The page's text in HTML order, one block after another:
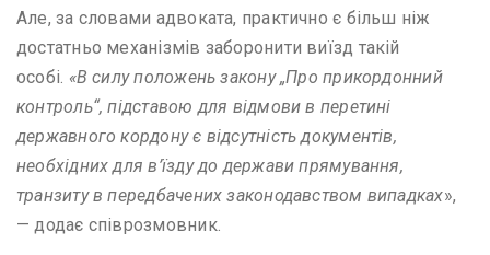
Але, за словами адвоката, практично є більш ніж
достатньо механізмів заборонити виїзд такій
особі. «В силу положень закону „Про прикордонний
контроль“, підставою для відмови в перетині
державного кордону є відсутність документів,
необхідних для в’їзду до держави прямування,
транзиту в передбачених законодавством випадках»,
— додає співрозмовник.